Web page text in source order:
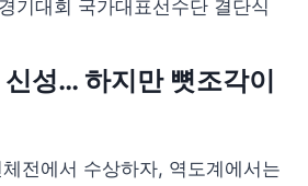
기대회 국가대표선수단 결단식
성… 하지만 뼛조각이
전에서 수상하자, 역도계에서는